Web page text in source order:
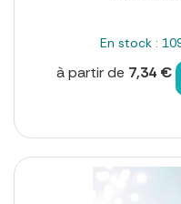
En stock :
à partir de 7,34 €